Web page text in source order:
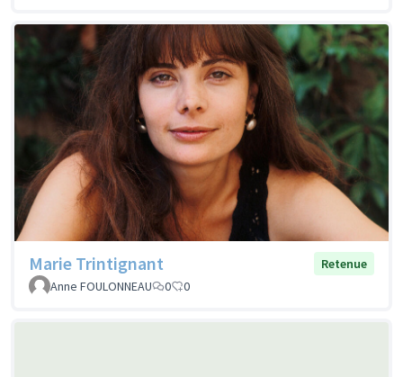
Marie Trintignant
Retenue
Anne FOULONNEAU
0 0